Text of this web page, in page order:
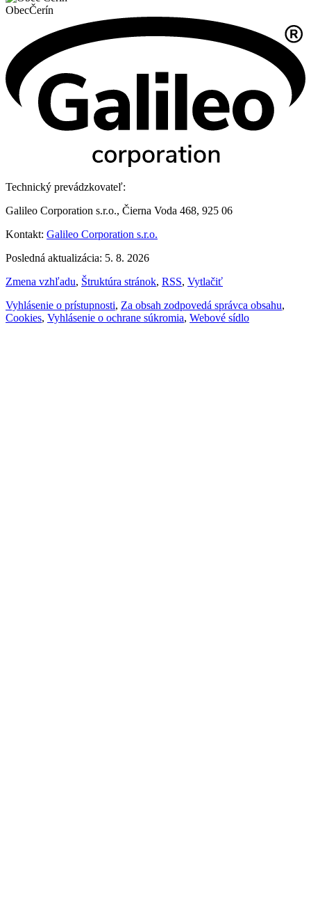
ObecČerín
Technický prevádzkovateľ:
Galileo Corporation s.r.o., Čierna Voda 468, 925 06
Kontakt: Galileo Corporation s.r.o.
Posledná aktualizácia: 5. 8. 2026
Zmena vzhľadu, Štruktúra stránok, RSS, Vytlačiť
Vyhlásenie o prístupnosti, Za obsah zodpovedá správca obsahu,
Cookies, Vyhlásenie o ochrane súkromia, Webové sídlo